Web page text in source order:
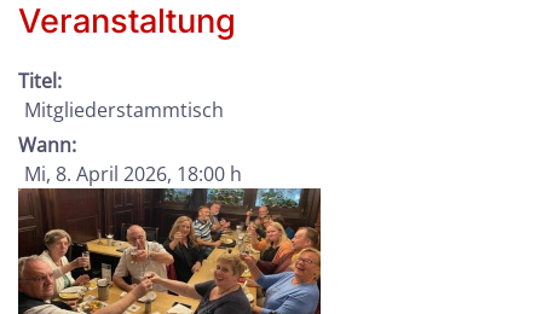
Veranstaltung
Titel:
Mitgliederstammtisch
Wann:
Mi, 8. April 2026, 18:00 h